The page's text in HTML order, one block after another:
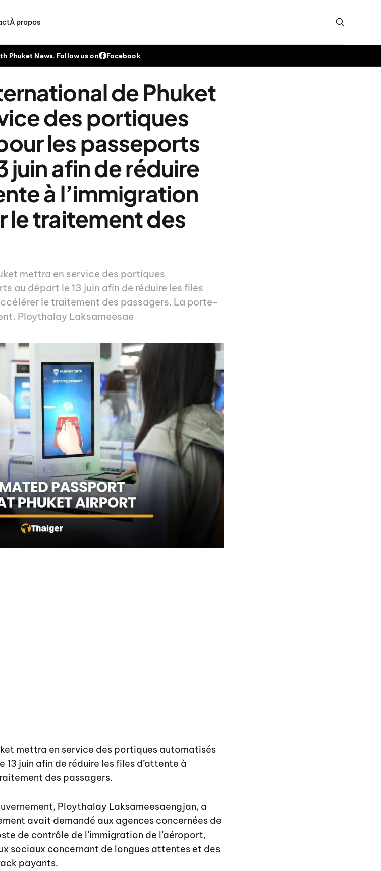
À propos
Phuket News. Follow us on Facebook
de Phuket
des portiques
les passeports
juin afin de réduire
à l’immigration
le traitement des
mettra en service des portiques
au départ le 13 juin afin de réduire les files
le traitement des passagers. La porte-
Ploythalay Laksameesae
mettra en service des portiques automatisés
juin afin de réduire les files d’attente à
des passagers.
Ploythalay Laksameesaengjan, a
avait demandé aux agences concernées de
de contrôle de l’immigration de l’aéroport,
sociaux concernant de longues attentes et des
payants.